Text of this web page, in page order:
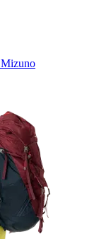
Mizuno